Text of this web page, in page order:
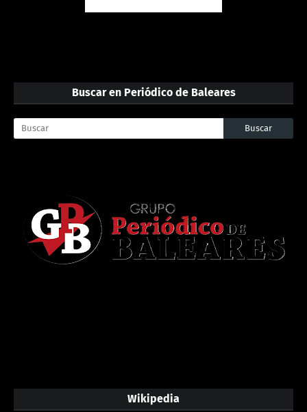
Buscar en Periódico de Baleares
Wikipedia